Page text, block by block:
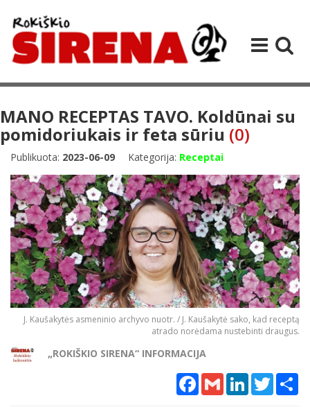
MANO RECEPTAS TAVO. Koldūnai su
pomidoriukais ir feta sūriu (0)
Publikuota: 2023-06-09 Kategorija: Receptai
J. Kaušakytės asmeninio archyvo nuotr. / J. Kaušakytė sako, kad receptą
atrado norėdama nustebinti draugus.
„ROKIŠKIO SIRENA“ INFORMACIJA
Facebook
Gmail LinkedInTwitter